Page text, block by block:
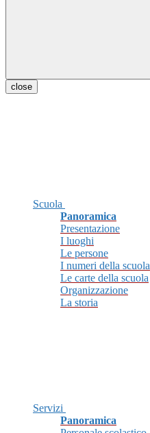
close
Scuola
Panoramica
Presentazione
I luoghi
Le persone
I numeri della scuola
Le carte della scuola
Organizzazione
La storia
Servizi
Panoramica